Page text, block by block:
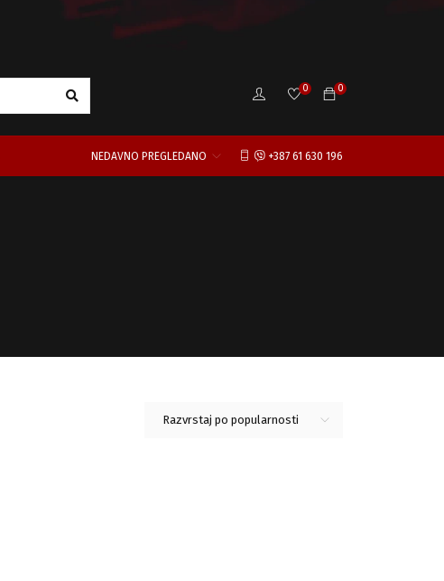
0
0
+387 61 630 196
NEDAVNO PREGLEDANO
Razvrstaj po popularnosti